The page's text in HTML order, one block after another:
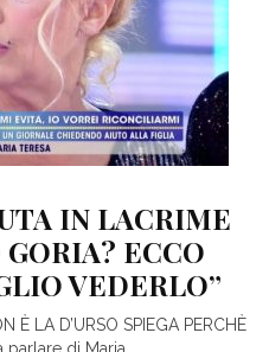
IN LACRIME
ECCO
VEDERLO”
È LA D’URSO SPIEGA PERCHÈ